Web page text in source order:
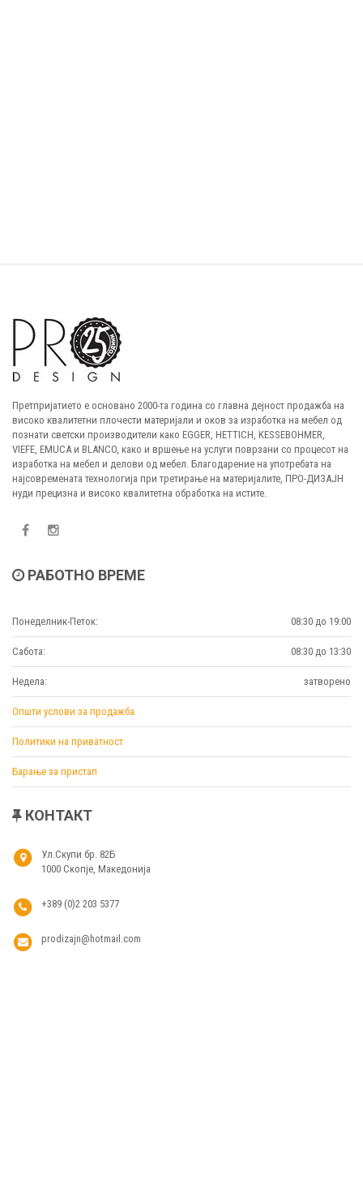
Претпријатието е основано 2000-та година со главна дејност продажба на
високо квалитетни плочести материјали и оков за изработка на мебел од
познати светски производители како EGGER, HETTICH, KESSEBOHMER,
VIEFE, EMUCA и BLANCO, како и вршење на услуги поврзани со процесот на
изработка на мебел и делови од мебел. Благодарение на употребата на
најсовремената технологија при третирање на материјалите, ПРО-ДИЗАЈН
нуди прецизна и високо квалитетна обработка на истите.
РАБОТНО ВРЕМЕ
Понеделник-Петок: 08:30 до 19:00
Сабота: 08:30 до 13:30
Недела: затворено
Општи услови за продажба
Политики на приватност
Барање за пристап
КОНТАКТ
Ул.Скупи бр. 82Б
1000 Скопје, Македонија
+389 (0)2 203 5377
prodizajn@hotmail.com